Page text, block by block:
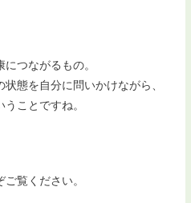
つながるもの。
態を自分に問いかけながら、
ことですね。
覧ください。